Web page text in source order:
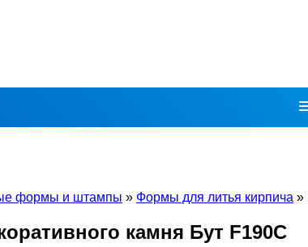
формы и штампы » Формы для литья кирпича »
камня Бут F190C